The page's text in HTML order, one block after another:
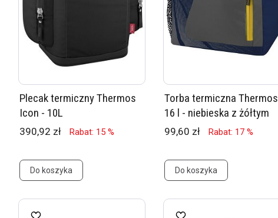
Plecak termiczny Thermos
Icon - 10L
390,92 zł Rabat: 15 %
Do koszyka
Torba termiczna Thermos
16 l - niebieska z żółtym
99,60 zł Rabat: 17 %
Do koszyka